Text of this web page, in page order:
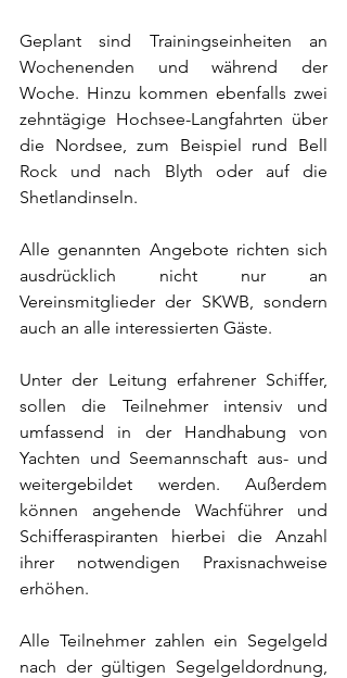
Geplant sind Trainingseinheiten an
Wochenenden und während der
Woche. Hinzu kommen ebenfalls zwei
zehntägige Hochsee-Langfahrten über
die Nordsee, zum Beispiel rund Bell
Rock und nach Blyth oder auf die
Shetlandinseln.
Alle genannten Angebote richten sich
ausdrücklich nicht nur an
Vereinsmitglieder der SKWB, sondern
auch an alle interessierten Gäste.
Unter der Leitung erfahrener Schiffer,
sollen die Teilnehmer intensiv und
umfassend in der Handhabung von
Yachten und Seemannschaft aus- und
weitergebildet werden. Außerdem
können angehende Wachführer und
Schifferaspiranten hierbei die Anzahl
ihrer notwendigen Praxisnachweise
erhöhen.
Alle Teilnehmer zahlen ein Segelgeld
nach der gültigen Segelgeldordnung,